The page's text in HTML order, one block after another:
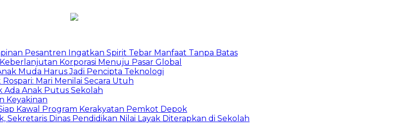
Pesantren Ingatkan Spirit Tebar Manfaat Tanpa Batas
Korporasi Menuju Pasar Global
Muda Harus Jadi Pencipta Teknologi
Mari Menilai Secara Utuh
Ada Anak Putus Sekolah
Keyakinan
Kawal Program Kerakyatan Pemkot Depok
Dinas Pendidikan Nilai Layak Diterapkan di Sekolah